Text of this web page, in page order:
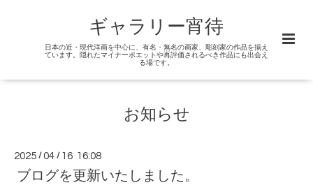
ギャラリー宵待
日本の近・現代洋画を中心に、有名・無名の画家、彫刻家の作品を揃え
ています。隠れたマイナーポエットや再評価されるべき作品にも出会え
る場です。
お知らせ
2025 /04 / 16 16:08
ブログを更新いたしました。